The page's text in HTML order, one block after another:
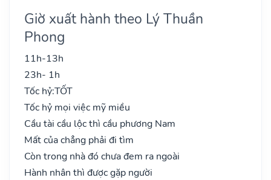
Giờ xuất hành theo Lý Thuần
Phong
11h-13h
23h- 1h
Tốc hỷ:TỐT
Tốc hỷ mọi việc mỹ miều
Cầu tài cầu lộc thì cầu phương Nam
Mất của chẳng phải đi tìm
Còn trong nhà đó chưa đem ra ngoài
Hành nhân thì được gặp người